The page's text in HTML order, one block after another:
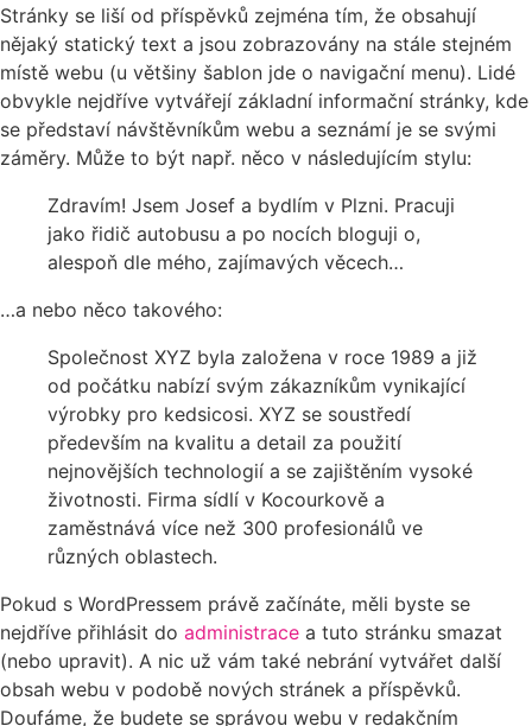
Stránky se liší od příspěvků zejména tím, že obsahují
nějaký statický text a jsou zobrazovány na stále stejném
místě webu (u většiny šablon jde o navigační menu). Lidé
obvykle nejdříve vytvářejí základní informační stránky, kde
se představí návštěvníkům webu a seznámí je se svými
záměry. Může to být např. něco v následujícím stylu:
Zdravím! Jsem Josef a bydlím v Plzni. Pracuji
jako řidič autobusu a po nocích bloguji o,
alespoň dle mého, zajímavých věcech…
…a nebo něco takového:
Společnost XYZ byla založena v roce 1989 a již
od počátku nabízí svým zákazníkům vynikající
výrobky pro kedsicosi. XYZ se soustředí
především na kvalitu a detail za použití
nejnovějších technologií a se zajištěním vysoké
životnosti. Firma sídlí v Kocourkově a
zaměstnává více než 300 profesionálů ve
různých oblastech.
Pokud s WordPressem právě začínáte, měli byste se
nejdříve přihlásit do administrace a tuto stránku smazat
(nebo upravit). A nic už vám také nebrání vytvářet další
obsah webu v podobě nových stránek a příspěvků.
Doufáme, že budete se správou webu v redakčním